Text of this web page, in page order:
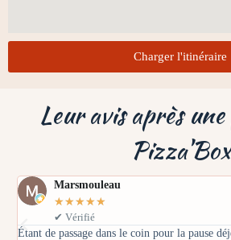
Charger l'itinéraire
Leur avis après
Pizza'Box
Marsmouleau
★★★★★
✔ Vérifié
Étant de passage dans le coin pour la pause